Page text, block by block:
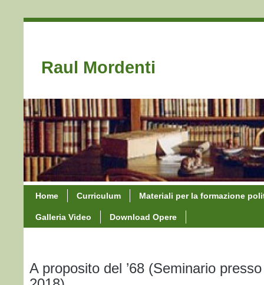
Raul Mordenti
Home Curriculum Materiali per la formazione
Galleria Video Download Opere
A proposito del ’68 (Seminario